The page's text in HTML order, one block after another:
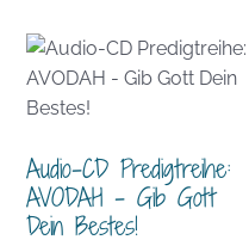
Audio-CD Predigtreihe:
AVODAH – Gib Gott
Dein Bestes!